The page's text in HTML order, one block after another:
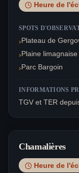
Heure de
SPOTS
›Plateau de
›Plaine
›Parc Bargoin
INFORMATIONS
TGV et TER
Chamalières
Heure de